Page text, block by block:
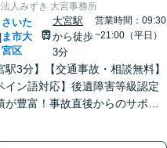
人みずき 大宮事務所
|
さいた
ま市大
宮区
大宮駅
から徒歩
3分
営業時間：09:30
~21:00（平日）
駅3分】【交通事故・相談無料】
イン語対応】後遺障害等級認定
が豊富！事故直後からのサポー